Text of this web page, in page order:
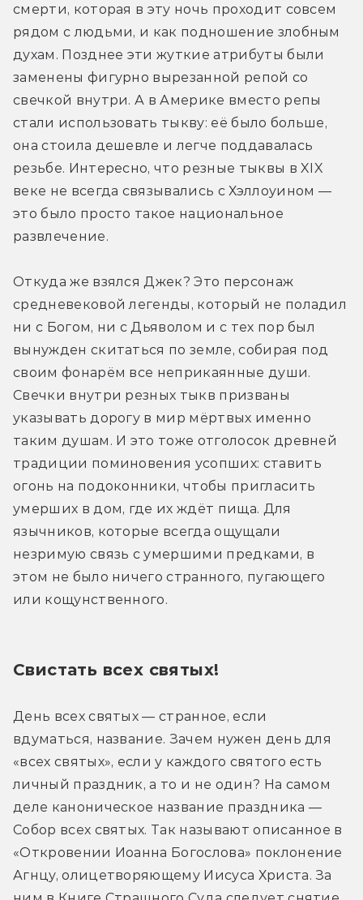
смерти, которая в эту ночь проходит совсем
рядом с людьми, и как подношение злобным
духам. Позднее эти жуткие атрибуты были
заменены фигурно вырезанной репой со
свечкой внутри. А в Америке вместо репы
стали использовать тыкву: её было больше,
она стоила дешевле и легче поддавалась
резьбе. Интересно, что резные тыквы в XIX
веке не всегда связывались с Хэллоуином —
это было просто такое национальное
развлечение.
Откуда же взялся Джек? Это персонаж
средневековой легенды, который не поладил
ни с Богом, ни с Дьяволом и с тех пор был
вынужден скитаться по земле, собирая под
своим фонарём все неприкаянные души.
Свечки внутри резных тыкв призваны
указывать дорогу в мир мёртвых именно
таким душам. И это тоже отголосок древней
традиции поминовения усопших: ставить
огонь на подоконники, чтобы пригласить
умерших в дом, где их ждёт пища. Для
язычников, которые всегда ощущали
незримую связь с умершими предками, в
этом не было ничего странного, пугающего
или кощунственного.
Свистать всех святых!
День всех святых — странное, если
вдуматься, название. Зачем нужен день для
«всех святых», если у каждого святого есть
личный праздник, а то и не один? На самом
деле каноническое название праздника —
Собор всех святых. Так называют описанное в
«Откровении Иоанна Богослова» поклонение
Агнцу, олицетворяющему Иисуса Христа. За